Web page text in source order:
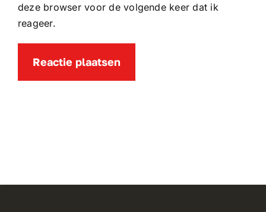
deze browser voor de volgende keer dat ik
reageer.